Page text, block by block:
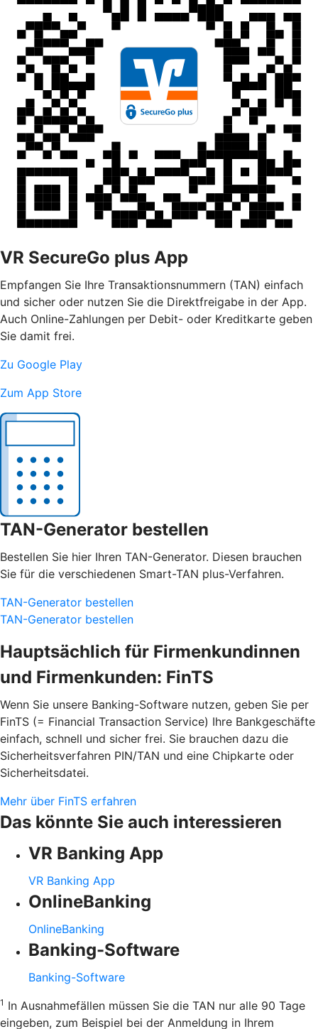
VR SecureGo plus App
Empfangen Sie Ihre Transaktionsnummern (TAN) einfach
und sicher oder nutzen Sie die Direktfreigabe in der App.
Auch Online-Zahlungen per Debit- oder Kreditkarte geben
Sie damit frei.
Zu Google Play
Zum App Store
TAN-Generator bestellen
Bestellen Sie hier Ihren TAN-Generator. Diesen brauchen
Sie für die verschiedenen Smart-TAN plus-Verfahren.
TAN-Generator bestellen
TAN-Generator bestellen
Hauptsächlich für Firmenkundinnen
und Firmenkunden: FinTS
Wenn Sie unsere Banking-Software nutzen, geben Sie per
FinTS (= Financial Transaction Service) Ihre Bankgeschäfte
einfach, schnell und sicher frei. Sie brauchen dazu die
Sicherheitsverfahren PIN/TAN und eine Chipkarte oder
Sicherheitsdatei.
Mehr über FinTS erfahren
Das könnte Sie auch interessieren
VR Banking App
VR Banking App
OnlineBanking
OnlineBanking
Banking-Software
Banking-Software
1 In Ausnahmefällen müssen Sie die TAN nur alle 90 Tage
eingeben, zum Beispiel bei der Anmeldung in Ihrem